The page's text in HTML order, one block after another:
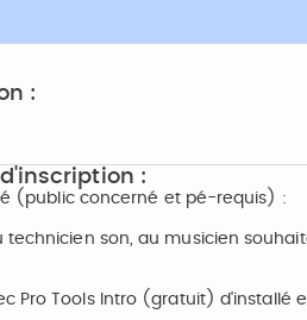
:
:
(public concerné et pé-requis) :
technicien son, au musicien
Pro Tools Intro (gratuit) d'installé